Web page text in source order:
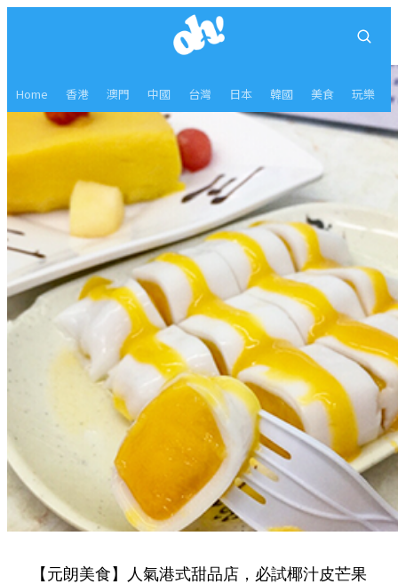
Home 香港 澳門 中國 台灣 日本 韓國 美食 玩樂
【元朗美食】人氣港式甜品店，必試椰汁皮芒果